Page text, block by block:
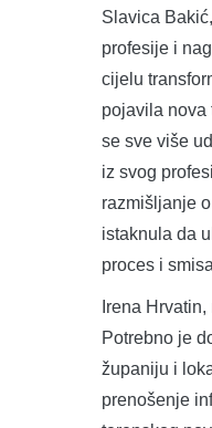
Slavica
profesije i
cijelu
pojavila nova
se sve više
iz svog
razmišljanje
istaknula da
proces i
Irena
Potrebno je
županiju i
prenošenje